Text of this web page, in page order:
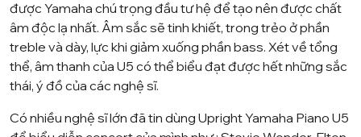
được Yamaha chú trọng đầu tư hệ để tạo nên được chất
âm độc lạ nhất. Âm sắc sẽ tinh khiết, trong trẻo ở phần
treble và dày, lực khi giảm xuống phần bass. Xét về tổng
thể, âm thanh của U5 có thể biểu đạt được hết những sắc
thái, ý đồ của các nghệ sĩ.
Có nhiều nghệ sĩ lớn đã tin dùng Upright Yamaha Piano U5